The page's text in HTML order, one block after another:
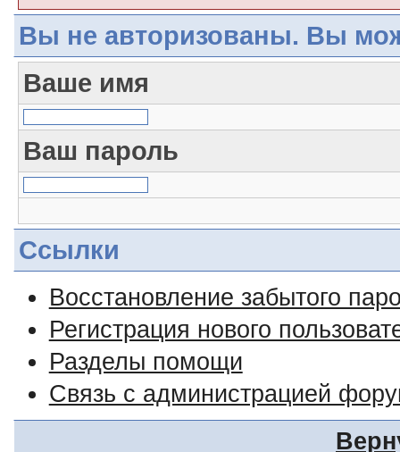
Вы не авторизованы. Вы
Ваше имя
Ваш пароль
Ссылки
Восстановление забытого
Регистрация нового
Разделы помощи
Связь с администрацией